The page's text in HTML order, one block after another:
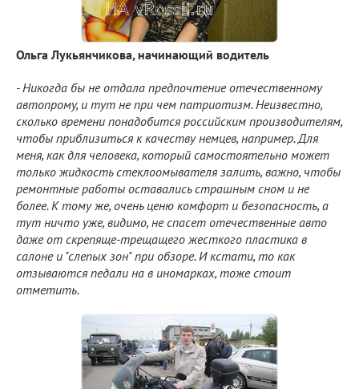
Ольга Лукьянчикова, начинающий водитель
- Никогда бы не отдала предпочтение отечественному
автопрому, и тут не при чем патриотизм. Неизвестно,
сколько времени понадобится российским производителям,
чтобы приблизиться к качеству немцев, например. Для
меня, как для человека, который самостоятельно может
только жидкость стеклоомывателя залить, важно, чтобы
ремонтные работы оставались страшным сном и не
более. К тому же, очень ценю комфорт и безопасность, а
тут ничто уже, видимо, не спасет отечественные авто
даже от скрепяще-трещащего жесткого пластика в
салоне и "слепых зон" при обзоре. И кстати, то как
отзываются педали на в иномарках, тоже стоит
отметить.